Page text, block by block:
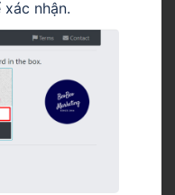
nhận.